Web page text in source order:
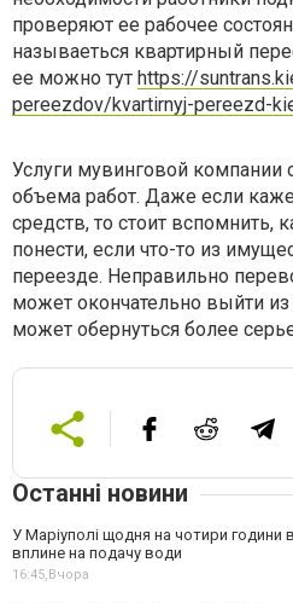
проверяют ее рабочее
называеться квартирный
ее можно тут https://
pereezdov/kvartirnyj-pereezd-
Услуги мувинговой компании
объема работ. Даже если
средств, то стоит вспомнить,
понести, если что-то из
переезде. Неправильно
может окончательно выйти из
может обернуться более
Останні новини
У Маріуполі щодня на чотири години
вплине на подачу води
16:45,Вчора